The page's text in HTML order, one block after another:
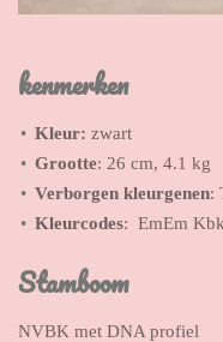
kenmerken
Kleur: zwart
Grootte: 26 cm, 4.1 kg
Verborgen kleurgenen:
Kleurcodes: EmEm
Stamboom
NVBK met DNA profiel